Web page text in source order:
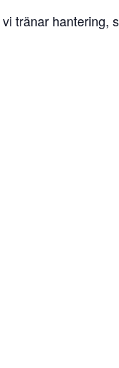
tränar hantering,